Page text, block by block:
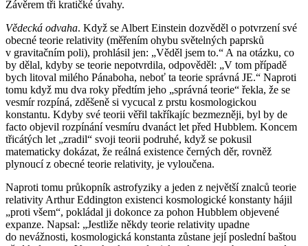
Závěrem tři kratičké úvahy.
Vědecká odvaha. Když se Albert Einstein dozvěděl o potvrzení své
obecné teorie relativity (měřením ohybu světelných paprsků
v gravitačním poli), prohlásil jen: „Věděl jsem to.“ A na otázku, co
by dělal, kdyby se teorie nepotvrdila, odpověděl: „V tom případě
bych litoval milého Pánaboha, neboť ta teorie správná JE.“ Naproti
tomu když mu dva roky předtím jeho „správná teorie“ řekla, že se
vesmír rozpíná, zděšeně si vycucal z prstu kosmologickou
konstantu. Kdyby své teorii věřil takříkajíc bezmezněji, byl by de
facto objevil rozpínání vesmíru dvanáct let před Hubblem. Koncem
třicátých let „zradil“ svoji teorii podruhé, když se pokusil
matematicky dokázat, že reálná existence černých děr, rovněž
plynoucí z obecné teorie relativity, je vyloučena.
Naproti tomu průkopník astrofyziky a jeden z největší znalců teorie
relativity Arthur Eddington existenci kosmologické konstanty hájil
„proti všem“, pokládal ji dokonce za pohon Hubblem objevené
expanze. Napsal: „Jestliže někdy teorie relativity upadne
do nevážnosti, kosmologická konstanta zůstane její poslední baštou